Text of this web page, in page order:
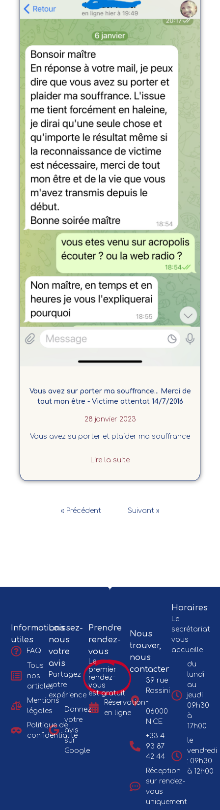
Vous avez sur porter ma souffrance... Merci de
tout mon être - Victime attentat 14/7/2016
28 janvier 2023
Vous avez su porter et plaider ma souffrance
Lire la suite
« Précédent Suivant »
Horaires
Le
secrétariat
vous
accueille
du
lundi
au
jeudi :
09h30
à
17h00
le
vendredi
: 09h30
à 12h00
Nous
trouver,
nous
contacter
39 rue
Rossini
-
06000
NICE
+33 4
93 87
42 44
Réception
sur rendez-
vous
uniquement
Prendre
rendez-
vous
Le
premier
rendez-
vous
est gratuit
Réservation
en ligne
Laissez-
nous
votre
avis
Partagez
votre
expérience
Donnez
votre
avis
sur
Google
Informations
utiles
FAQ
Tous
nos
articles
Mentions
légales
Politique de
confidentialité